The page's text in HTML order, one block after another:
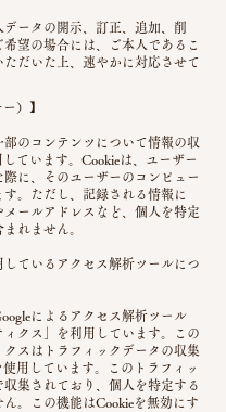
データの開示、訂正、追加、削
希望の場合には、ご本人であるこ
ただいた上、速やかに対応させて
）】
部のコンテンツについて情報の収
ています。Cookieは、ユーザー
際に、そのユーザーのコンピュー
す。ただし、記録される情報に
メールアドレスなど、個人を特定
れません。
しているアクセス解析ツールにつ
によるアクセス解析ツール
ィクス」を利用しています。
この
クスはトラフィックデータの収集
使用しています。このトラフィッ
収集されており、個人を特定する
ん。この機能はCookieを無効にす